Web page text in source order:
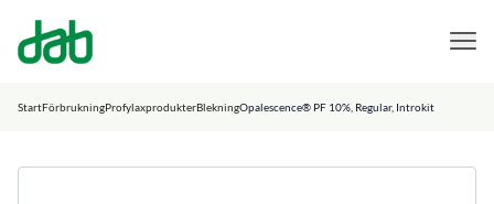
DAB Dental
StartFörbrukningProfylaxprodukterBlekningOpalescence® PF 10%, Regular, Introkit